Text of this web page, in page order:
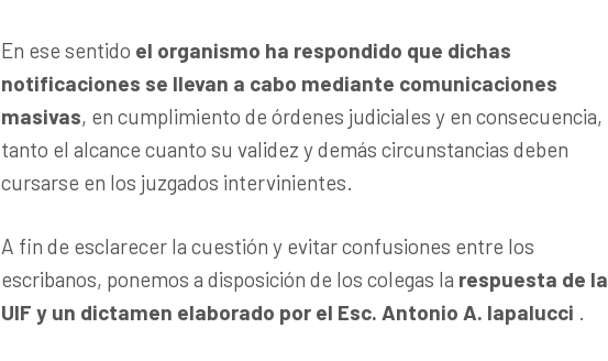
En ese sentido el organismo ha respondido que dichas
notificaciones se llevan a cabo mediante comunicaciones
masivas, en cumplimiento de órdenes judiciales y en consecuencia,
tanto el alcance cuanto su validez y demás circunstancias deben
cursarse en los juzgados intervinientes.
A fin de esclarecer la cuestión y evitar confusiones entre los
escribanos, ponemos a disposición de los colegas la respuesta de la
UIF y un dictamen elaborado por el Esc. Antonio A. Iapalucci .